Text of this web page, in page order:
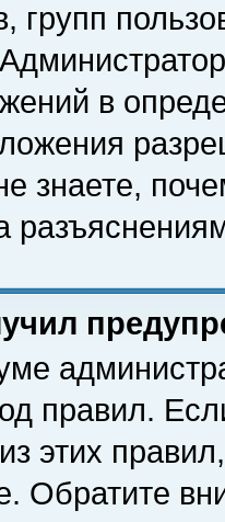
групп
в
знаете,
правил.
этих
Обратите